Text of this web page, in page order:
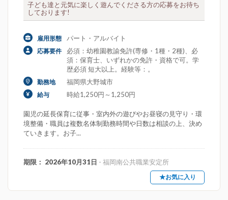
子ども達と元気に楽しく遊んでくださる方の応募をお待ち
しております!
雇用形態 パート・アルバイト
応募要件
必須：幼稚園教諭免許(専修・1種・2種)、必
須：保育士、いずれかの免許・資格で可。学
歴必須 短大以上。経験等：。
勤務地 福岡県大野城市
給与 時給1,250円～1,250円
園児の延長保育に従事・室内外の遊びやお昼寝の見守り・環
境整備・職員は複数名体制勤務時間や日数は相談の上、決め
ていきます。お子...
期限： 2026年10月31日 - 福岡南公共職業安定所
★お気に入り